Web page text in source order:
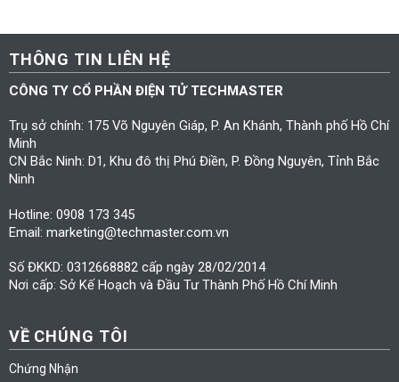
THÔNG TIN LIÊN HỆ
CÔNG TY CỔ PHẦN ĐIỆN TỬ TECHMASTER
Trụ sở chính: 175 Võ Nguyên Giáp, P. An Khánh, Thành phố Hồ Chí
Minh
CN Bắc Ninh: D1, Khu đô thị Phú Điền, P. Đồng Nguyên, Tỉnh Bắc
Ninh
Hotline: 0908 173 345
Email: marketing@techmaster.com.vn
Số ĐKKD: 0312668882 cấp ngày 28/02/2014
Nơi cấp: Sở Kế Hoạch và Đầu Tư Thành Phố Hồ Chí Minh
VỀ CHÚNG TÔI
Chứng Nhận